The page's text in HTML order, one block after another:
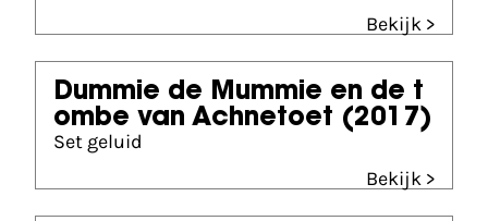
Bekijk >
Dummie de Mummie en de t
ombe van Achnetoet (2017)
Set geluid
Bekijk >